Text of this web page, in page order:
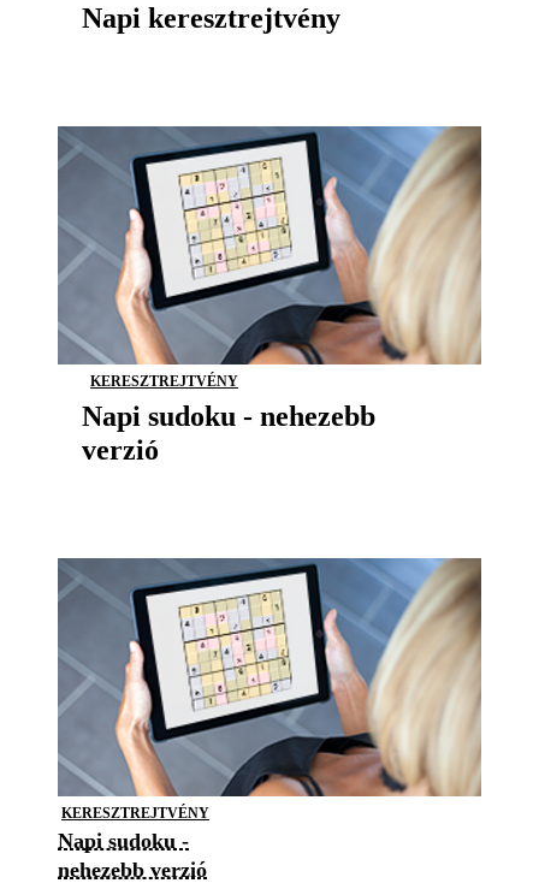
Napi keresztrejtvény
KERESZTREJTVÉNY
Napi sudoku - nehezebb
verzió
KERESZTREJTVÉNY
Napi sudoku -
nehezebb verzió